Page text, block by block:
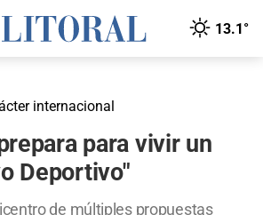
13.1°
internacional
para vivir un
Deportivo"
de múltiples propuestas